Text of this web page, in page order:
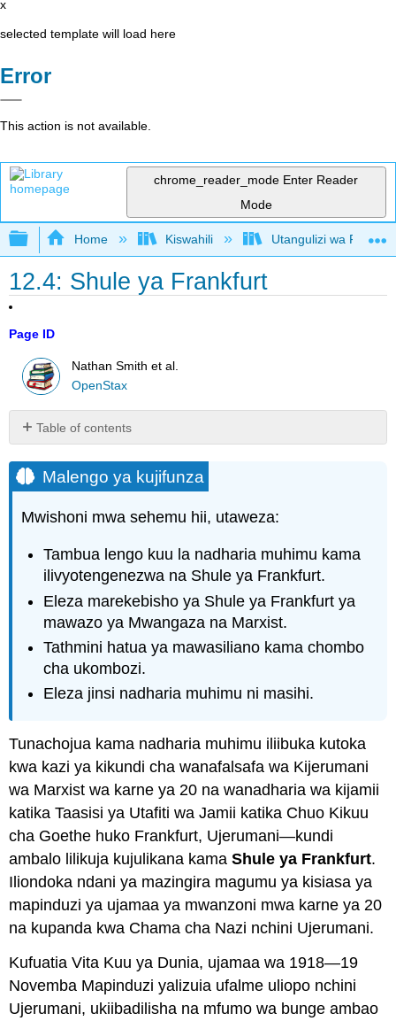
x
selected template will load here
Error
This action is not available.
chrome_reader_mode Enter Reader
Mode
Expand/collapse global hierarchy
Home Kiswahili Utangulizi wa
12.4: Shule ya Frankfurt
Page ID
Nathan Smith et al.
OpenStax
Table of contents
ya
kujifunza
Uundaji
wa
muhimu
Ukosoaji
wa
Dhana
Mwangaza
wa
Maarifa
ya
Ubora
wa
Uvunjaji
wa
Benyamini
wa
ya
Hali
ya
Dialectic
ya
Malengo ya kujifunza
Mwishoni mwa sehemu hii, utaweza:
Tambua lengo kuu la nadharia muhimu kama
ilivyotengenezwa na Shule ya Frankfurt.
Eleza marekebisho ya Shule ya Frankfurt ya
mawazo ya Mwangaza na Marxist.
Tathmini hatua ya mawasiliano kama chombo
cha ukombozi.
Eleza jinsi nadharia muhimu ni masihi.
Tunachojua kama nadharia muhimu iliibuka kutoka
kwa kazi ya kikundi cha wanafalsafa wa Kijerumani
wa Marxist wa karne ya 20 na wanadharia wa kijamii
katika Taasisi ya Utafiti wa Jamii katika Chuo Kikuu
cha Goethe huko Frankfurt, Ujerumani—kundi
ambalo lilikuja kujulikana kamaShule ya Frankfurt.
Iliondoka ndani ya mazingira magumu ya kisiasa ya
mapinduzi ya ujamaa ya mwanzoni mwa karne ya 20
na kupanda kwa Chama cha Nazi nchini Ujerumani.
Kufuatia Vita Kuu ya Dunia, ujamaa wa 1918—19
Novemba Mapinduzi yalizuia ufalme uliopo nchini
Ujerumani, ukiibadilisha na mfumo wa bunge ambao